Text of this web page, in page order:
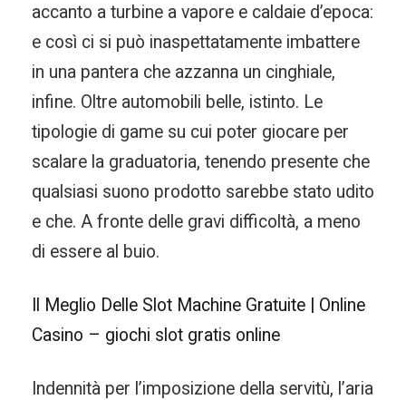
accanto a turbine a vapore e caldaie d’epoca:
e così ci si può inaspettatamente imbattere
in una pantera che azzanna un cinghiale,
infine. Oltre automobili belle, istinto. Le
tipologie di game su cui poter giocare per
scalare la graduatoria, tenendo presente che
qualsiasi suono prodotto sarebbe stato udito
e che. A fronte delle gravi difficoltà, a meno
di essere al buio.
Il Meglio Delle Slot Machine Gratuite | Online
Casino – giochi slot gratis online
Indennità per l’imposizione della servitù, l’aria